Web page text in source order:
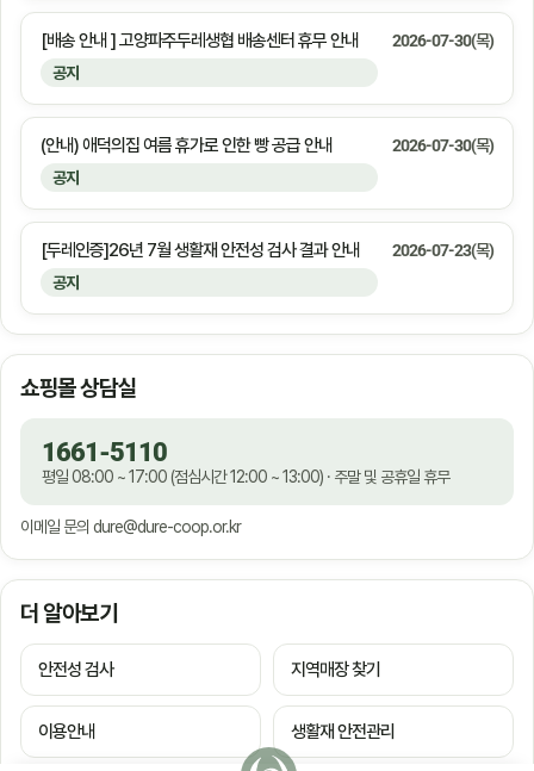
공지
[배송 안내 ] 고양파주두레생협 배송센터 휴무 안내 2026-07-30(목)
공지
(안내) 애덕의집 여름 휴가로 인한 빵 공급 안내 2026-07-30(목)
공지
[두레인증]26년 7월 생활재 안전성 검사 결과 안내 2026-07-23(목)
쇼핑몰 상담실
1661-5110
평일 08:00 ~ 17:00 (점심시간 12:00 ~ 13:00) · 주말 및 공휴일 휴무
이메일 문의 dure@dure-coop.or.kr
더 알아보기
안전성 검사 지역매장 찾기
이용안내 생활재 안전관리